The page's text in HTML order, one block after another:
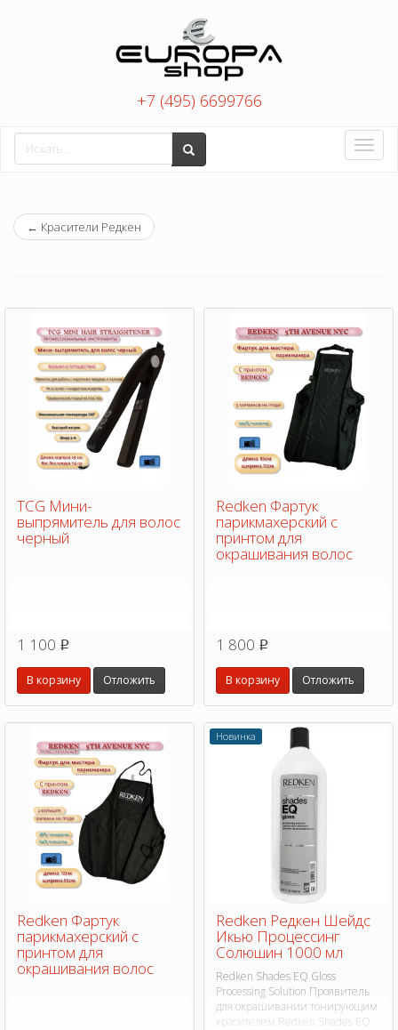
+7 (495) 6699766
Toggle
← Красители Редкен
TCG Мини-
выпрямитель для волос
черный
1 100 p
В корзину Отложить
Redken Фартук
парикмахерский с
принтом для
окрашивания волос
1 800 p
В корзину Отложить
Redken Фартук
парикмахерский с
принтом для
окрашивания волос
Новинка
Redken Редкен Шейдс
Икью Процессинг
Солюшин 1000 мл
Redken Shades EQ Gloss
Processing Solution Проявитель
для окрашивании тонирующим
красителем Redken Shades EQ.